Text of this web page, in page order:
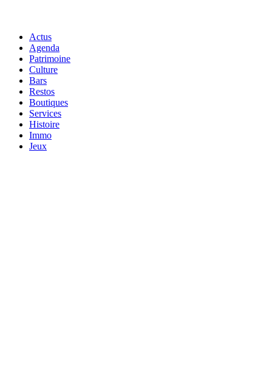
Actus
Agenda
Patrimoine
Culture
Bars
Restos
Boutiques
Services
Histoire
Immo
Jeux